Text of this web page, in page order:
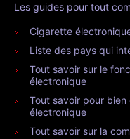
Les guides pour tout
Cigarette
Liste des pays qui
Tout savoir sur le
électronique
Tout savoir pour
électronique
Tout savoir sur la